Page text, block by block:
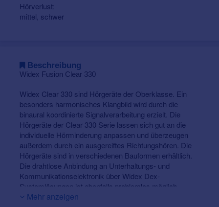
Hörverlust:
mittel, schwer
Beschreibung
Widex Fusion Clear 330
Widex Clear 330 sind Hörgeräte der Oberklasse. Ein
besonders harmonisches Klangbild wird durch die
binaural koordinierte Signalverarbeitung erzielt. Die
Hörgeräte der Clear 330 Serie lassen sich gut an die
individuelle Hörminderung anpassen und überzeugen
außerdem durch ein ausgereiftes Richtungshören. Die
Hörgeräte sind in verschiedenen Bauformen erhältlich.
Die drahtlose Anbindung an Unterhaltungs- und
Kommunikationselektronik über Widex Dex-
Systemlösungen ist ebenfalls problemlos möglich.
Das Fusion ist ein sehr diskretes Hinter-dem-Ohr-
Mehr anzeigen